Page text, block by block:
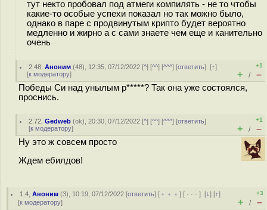
тут некто пробовал под атмеги компилять - не то чтобы
какие-то особые успехи показал но так можно было,
однако в паре с продвинутым крипто будет вероятно
медленно и жирно а с сами знаете чем еще и канительно
очень
2.48 ,Аноним (48), 12:35, 07/12/2022 [^] [^^] [^^^] [ответить][↑]
[к модератору]
+1
+ / –
Победы Си над унылым р*****? Так она уже состоялся,
проснись.
2.72 ,Gedweb (ok), 20:30, 07/12/2022 [^] [^^] [^^^] [ответить]
[к модератору]
+1
+ / –
Ну это ж совсем просто
Ждем ебилдов!
1.4 ,Аноним (3), 10:19, 07/12/2022 [ответить] [ ﹢﹢﹢] [ · · ·][↓] [↑]
[к модератору]
+3
+ / –